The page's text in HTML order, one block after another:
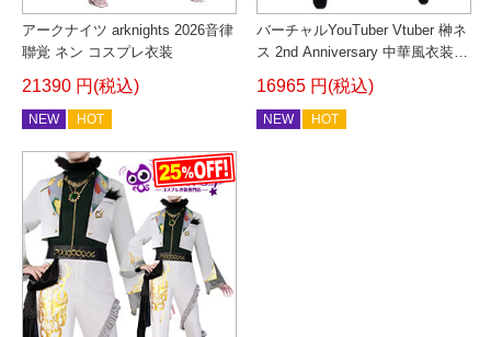
アークナイツ arknights 2026音律
聯覚 ネン コスプレ衣装
21390 円(税込)
NEW HOT
バーチャルYouTuber Vtuber 榊ネ
ス 2nd Anniversary 中華風衣装
コスプレ衣装
16965 円(税込)
NEW HOT